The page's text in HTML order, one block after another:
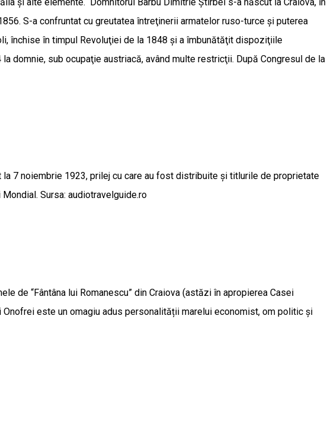
S-a confruntat cu greutatea întreţinerii armatelor ruso-turce şi puterea
închise în timpul Revoluţiei de la 1848 şi a îmbunătăţit dispoziţiile
domnie, sub ocupaţie austriacă, având multe restricţii. După Congresul de la
7 noiembrie 1923, prilej cu care au fost distribuite şi titlurile de proprietate
Sursa: audiotravelguide.ro
de “Fântâna lui Romanescu” din Craiova (astăzi în apropierea Casei
este un omagiu adus personalității marelui economist, om politic și